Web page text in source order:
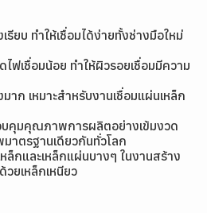
รียบ ทำให้เชื่อมได้ง่ายทั้งช่างมือใหม่
ไฟเชื่อมน้อย ทำให้ผิวรอยเชื่อมมีความ
ก เหมาะสำหรับงานเชื่อมแผ่นเหล็ก
คุมคุณภาพการผลิตอย่างเข้มงวด
าตรฐานเดียวกันทั่วโลก
ล็กและเหล็กแผ่นบางๆ ในงานสร้าง
วยเหล็กเหนียว